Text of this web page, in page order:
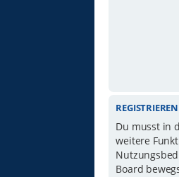
REGISTRIEREN
Du musst in
weitere
Board